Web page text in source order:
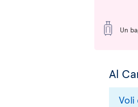
Un
Al
Voli